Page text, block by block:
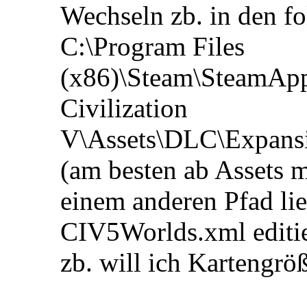
Wechseln zb. in den
C:\Program Files
Civilization
(am besten ab Assets
einem anderen Pfad
CIV5Worlds.xml
zb. will ich